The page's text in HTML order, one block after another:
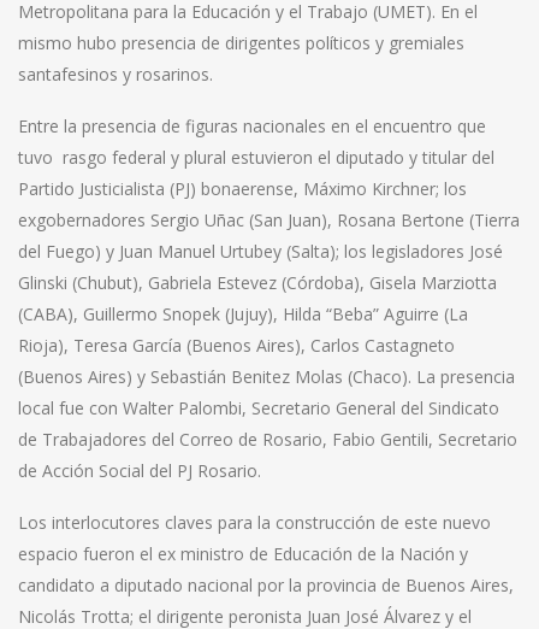
Metropolitana para la Educación y el Trabajo (UMET). En el
mismo hubo presencia de dirigentes políticos y gremiales
santafesinos y rosarinos.
Entre la presencia de figuras nacionales en el encuentro que
tuvo rasgo federal y plural estuvieron el diputado y titular del
Partido Justicialista (PJ) bonaerense, Máximo Kirchner; los
exgobernadores Sergio Uñac (San Juan), Rosana Bertone (Tierra
del Fuego) y Juan Manuel Urtubey (Salta); los legisladores José
Glinski (Chubut), Gabriela Estevez (Córdoba), Gisela Marziotta
(CABA), Guillermo Snopek (Jujuy), Hilda “Beba” Aguirre (La
Rioja), Teresa García (Buenos Aires), Carlos Castagneto
(Buenos Aires) y Sebastián Benitez Molas (Chaco). La presencia
local fue con Walter Palombi, Secretario General del Sindicato
de Trabajadores del Correo de Rosario, Fabio Gentili, Secretario
de Acción Social del PJ Rosario.
Los interlocutores claves para la construcción de este nuevo
espacio fueron el ex ministro de Educación de la Nación y
candidato a diputado nacional por la provincia de Buenos Aires,
Nicolás Trotta; el dirigente peronista Juan José Álvarez y el